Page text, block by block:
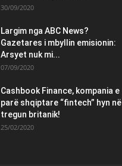
30/09/2020
Largim nga ABC News?
Gazetares i mbyllin emisionin:
Arsyet nuk mi...
07/09/2020
Cashbook Finance, kompania e
parë shqiptare “fintech” hyn në
tregun britanik!
25/02/2020